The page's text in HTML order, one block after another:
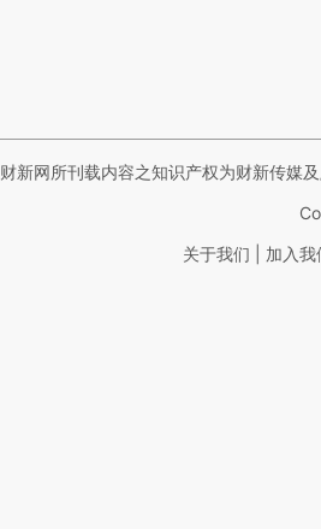
财新网所刊载内容之知识产权为财新传媒
关于我们 加入我